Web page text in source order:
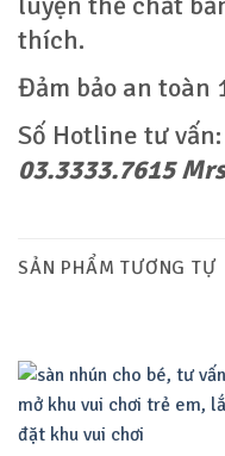
thích.
Đảm bảo an toàn
Số Hotline tư vấn:
03.3333.7615
SẢN PHẨM TƯƠNG TỰ